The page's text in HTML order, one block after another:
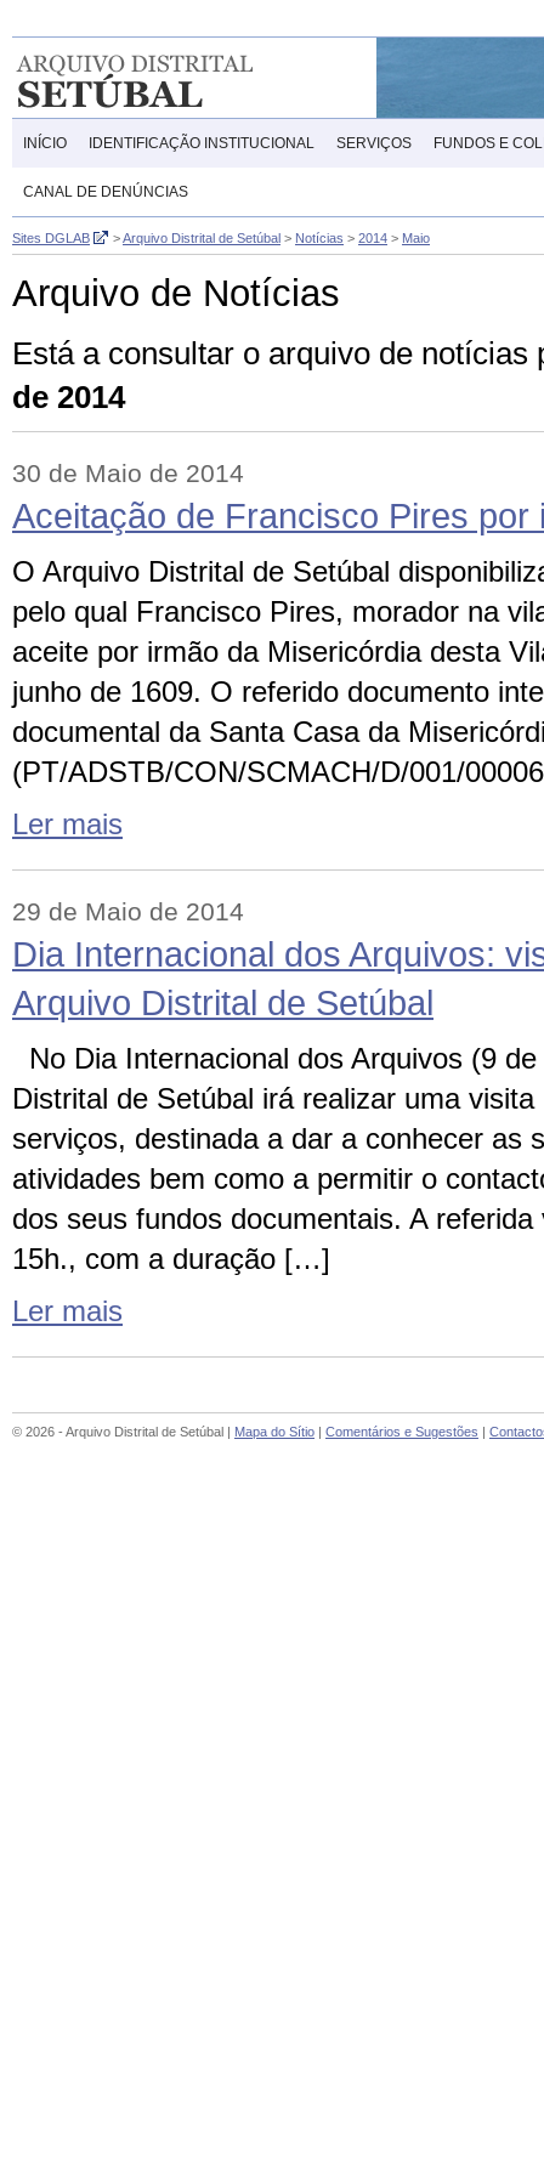
INÍCIO IDENTIFICAÇÃO INSTITUCIONAL SERVIÇOS FUNDOS E
CANAL DE DENÚNCIAS
Sites DGLAB >Arquivo Distrital de Setúbal > Notícias > 2014 > Maio
Arquivo de Notícias
Está a consultar o arquivo de
de 2014
30 de Maio de 2014
Aceitação de Francisco Pires por
O Arquivo Distrital de Setúbal
pelo qual Francisco Pires, morador na
aceite por irmão da Misericórdia desta
junho de 1609. O referido documento
documental da Santa Casa da
(PT/ADSTB/CON/SCMACH/D/001/
Ler mais
29 de Maio de 2014
Dia Internacional dos Arquivos:
Arquivo Distrital de Setúbal
No Dia Internacional dos Arquivos (9
Distrital de Setúbal irá realizar uma
serviços, destinada a dar a conhecer as
atividades bem como a permitir o
dos seus fundos documentais. A
15h., com a duração […]
Ler mais
© 2026 - Arquivo Distrital de Setúbal | Mapa do Sítio | Comentários e Sugestões |